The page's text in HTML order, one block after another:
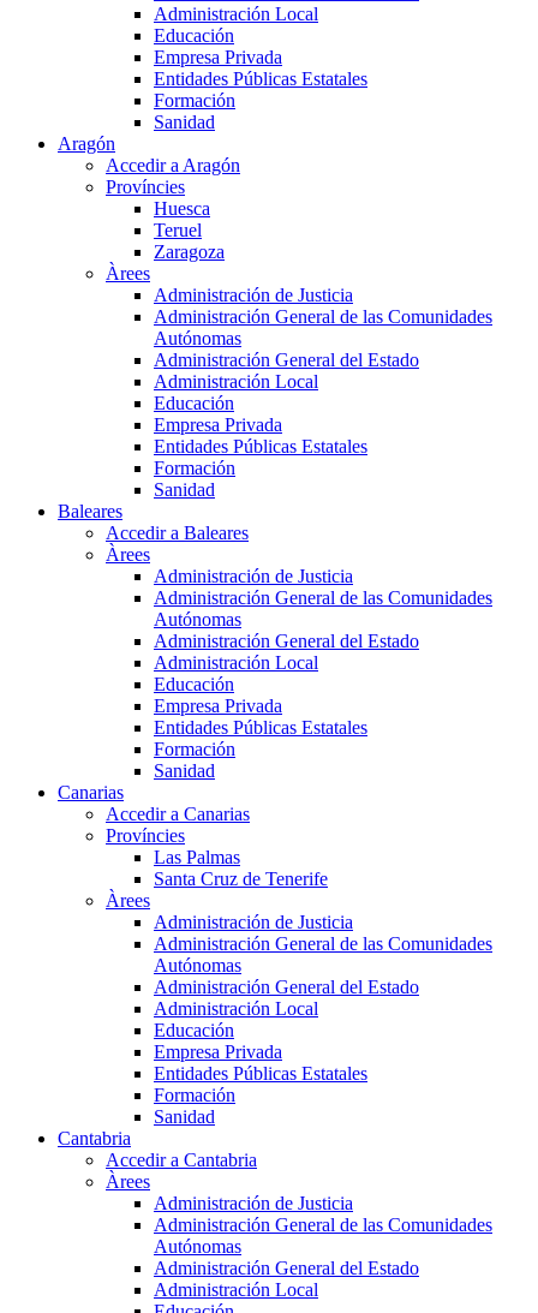
Administración Local
Educación
Empresa Privada
Entidades Públicas Estatales
Formación
Sanidad
Aragón
Accedir a Aragón
Províncies
Huesca
Teruel
Zaragoza
Àrees
Administración de Justicia
Administración General de las Comunidades
Autónomas
Administración General del Estado
Administración Local
Educación
Empresa Privada
Entidades Públicas Estatales
Formación
Sanidad
Baleares
Accedir a Baleares
Àrees
Administración de Justicia
Administración General de las Comunidades
Autónomas
Administración General del Estado
Administración Local
Educación
Empresa Privada
Entidades Públicas Estatales
Formación
Sanidad
Canarias
Accedir a Canarias
Províncies
Las Palmas
Santa Cruz de Tenerife
Àrees
Administración de Justicia
Administración General de las Comunidades
Autónomas
Administración General del Estado
Administración Local
Educación
Empresa Privada
Entidades Públicas Estatales
Formación
Sanidad
Cantabria
Accedir a Cantabria
Àrees
Administración de Justicia
Administración General de las Comunidades
Autónomas
Administración General del Estado
Administración Local